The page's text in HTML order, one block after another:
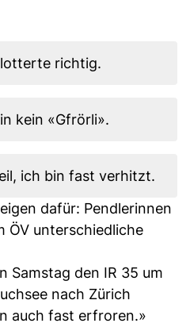
richtig.
kein «Gfrörli».
ich bin fast verhitzt.
dafür: Pendlerinnen
ÖV unterschiedliche
Samstag den IR 35 um
nach Zürich
auch fast erfroren.»